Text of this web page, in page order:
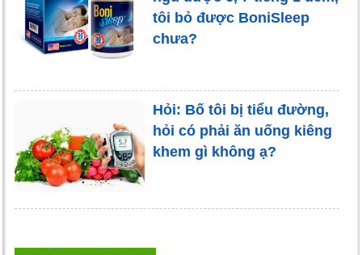
tôi bỏ được BoniSleep
chưa?
Hỏi: Bố tôi bị tiểu đường,
hỏi có phải ăn uống kiêng
khem gì không ạ?